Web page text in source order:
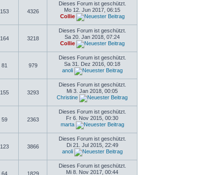
153 4326
Dieses Forum ist geschützt.
Mo 12. Jun 2017, 06:15
Collie
164 3218
Dieses Forum ist geschützt.
Sa 20. Jan 2018, 07:24
Collie
81 979
Dieses Forum ist geschützt.
Sa 31. Dez 2016, 00:18
anoli
155 3293
Dieses Forum ist geschützt.
Mi 3. Jan 2018, 00:05
Christine
59 2363
Dieses Forum ist geschützt.
Fr 6. Nov 2015, 00:30
marta
123 3866
Dieses Forum ist geschützt.
Di 21. Jul 2015, 22:49
anoli
64 1829
Dieses Forum ist geschützt.
Mi 8. Nov 2017, 00:44